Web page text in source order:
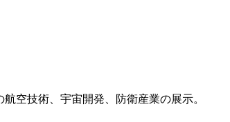
空技術、宇宙開発、防衛産業の展示。